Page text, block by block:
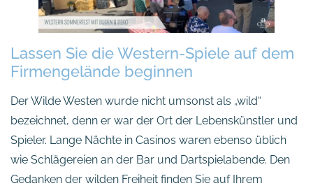
Lassen Sie die Western-Spiele auf dem
Firmengelände beginnen
Der Wilde Westen wurde nicht umsonst als „wild“
bezeichnet, denn er war der Ort der Lebenskünstler und
Spieler. Lange Nächte in Casinos waren ebenso üblich
wie Schlägereien an der Bar und Dartspielabende. Den
Gedanken der wilden Freiheit finden Sie auf Ihrem